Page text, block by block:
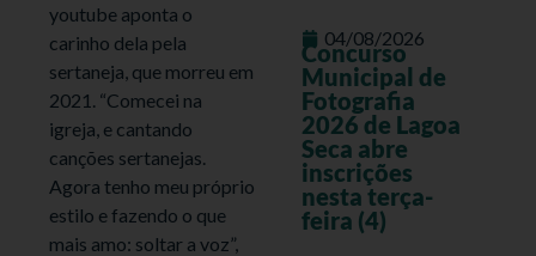
youtube aponta o
carinho dela pela
sertaneja, que morreu em
2021. “Comecei na
igreja, e cantando
canções sertanejas.
Agora tenho meu próprio
estilo e fazendo o que
mais amo: soltar a voz”,
04/08/2026
Concurso
Municipal de
Fotografia
2026 de Lagoa
Seca abre
inscrições
nesta terça-
feira (4)